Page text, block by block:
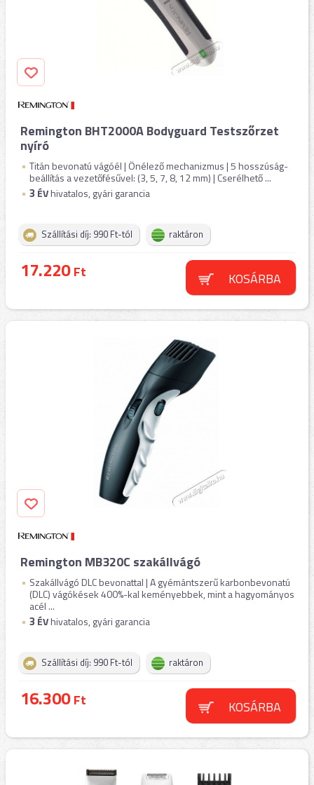
Remington BHT2000A Bodyguard Testszőrzet
nyíró
Titán bevonatú vágóél | Önélező mechanizmus | 5 hosszúság-
beállítás a vezetőfésűvel: (3, 5, 7, 8, 12 mm) | Cserélhető ...
3 ÉVhivatalos, gyári garancia
Szállítási díj: 990 Ft-tól raktáron
17.220Ft KOSÁRBA
Remington MB320C szakállvágó
Szakállvágó DLC bevonattal | A gyémántszerű karbonbevonatú
(DLC) vágókések 400%-kal keményebbek, mint a hagyományos
acél ...
3 ÉVhivatalos, gyári garancia
Szállítási díj: 990 Ft-tól raktáron
16.300Ft KOSÁRBA